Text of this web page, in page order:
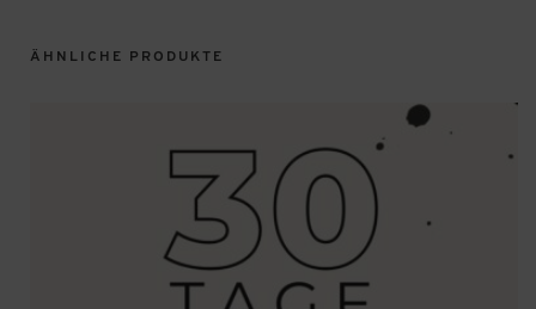
können
auf
gewählt
werden
ÄHNLICHE PRODUKTE